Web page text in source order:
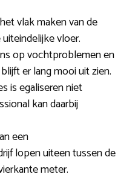
vlak maken van de
vloer.
op vochtproblemen en
er lang mooi uit zien.
is egaliseren niet
kan daarbij
een
lopen uiteen tussen de
meter.